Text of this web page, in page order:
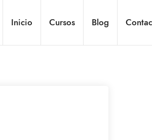
Inicio Cursos Blog